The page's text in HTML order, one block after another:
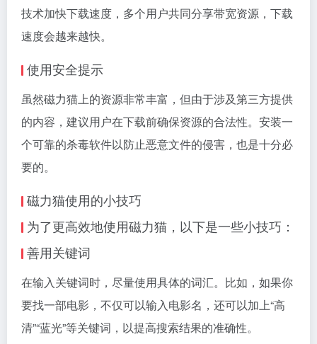
技术加快下载速度，多个用户共同分享带宽资源，下载
速度会越来越快。
使用安全提示
虽然磁力猫上的资源非常丰富，但由于涉及第三方提供
的内容，建议用户在下载前确保资源的合法性。安装一
个可靠的杀毒软件以防止恶意文件的侵害，也是十分必
要的。
磁力猫使用的小技巧
为了更高效地使用磁力猫，以下是一些小技巧：
善用关键词
在输入关键词时，尽量使用具体的词汇。比如，如果你
要找一部电影，不仅可以输入电影名，还可以加上“高
清”“蓝光”等关键词，以提高搜索结果的准确性。